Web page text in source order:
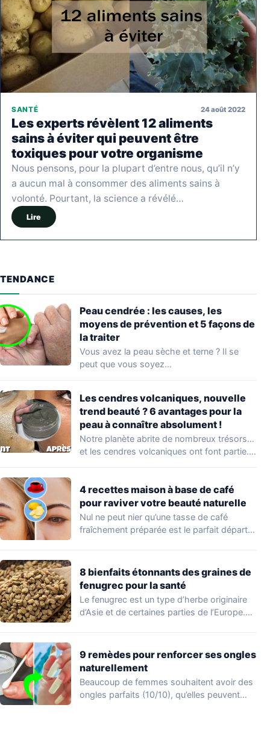
SANTÉ 24 août 2022
Les experts révèlent 12 aliments
sains à éviter qui peuvent être
toxiques pour votre organisme
Nous pensons, pour la plupart d’entre nous, qu’il n’y
a aucun mal à consommer des aliments sains à
volonté. Pourtant, la science a révélé…
Lire
TENDANCE
Peau cendrée : les causes, les
moyens de prévention et 5 façons de
la traiter
Vous avez la peau sèche et terne ? Il se
peut que vous soyez…
Les cendres volcaniques, nouvelle
trend beauté ? 6 avantages pour la
peau à connaître absolument !
Notre planète abrite de nombreux trésors…
et les cendres volcaniques ont font partie.
4 recettes maison à base de café
pour raviver votre beauté naturelle
Nul ne peut nier qu’une tasse de café
fraîchement préparée est le parfait départ…
8 bienfaits étonnants des graines de
fenugrec pour la santé
Le fenugrec est un type d’herbe originaire
d’Asie et de certaines parties de l’Europe.…
9 remèdes pour renforcer ses ongles
naturellement
Beaucoup de femmes souhaitent avoir des
ongles parfaits (10/10), qu’elles peuvent